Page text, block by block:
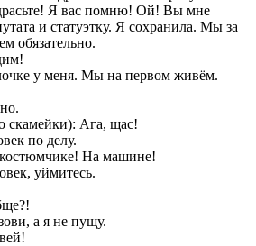
Я вас помню! Ой! Вы мне
и статуэтку. Я сохранила. Мы за
обязательно.
у меня. Мы на первом живём.
скамейки): Ага, щас!
по делу.
На машине!
уймитесь.
а я не пущу.